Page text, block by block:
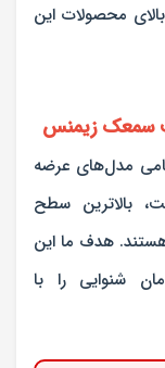
محصولات این
مدل‌های عرضه
بالاترین سطح
هدف ما این
شنوایی را با